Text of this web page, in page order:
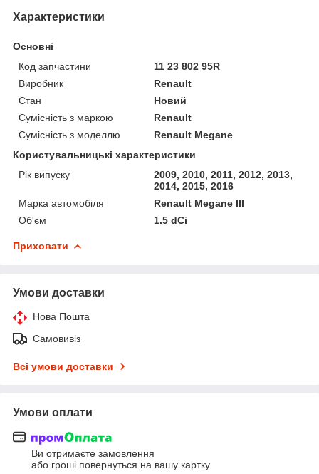
Характеристики
Основні
Код запчастини
11 23 802 95R
Виробник
Renault
Стан
Новий
Сумісність з маркою
Renault
Сумісність з моделлю
Renault Megane
Користувальницькі характеристики
Рік випуску
2009, 2010, 2011, 2012, 2013,
2014, 2015, 2016
Марка автомобіля
Renault Megane III
Об'єм
1.5 dCi
Приховати
Умови доставки
Нова Пошта
Самовивіз
Всі умови доставки
Умови оплати
Ви отримаєте замовлення
або гроші повернуться на вашу картку